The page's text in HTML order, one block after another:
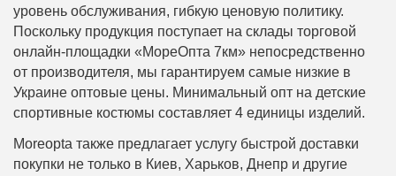
уровень обслуживания, гибкую ценовую политику.
Поскольку продукция поступает на склады торговой
онлайн-площадки «МореОпта 7км» непосредственно
от производителя, мы гарантируем самые низкие в
Украине оптовые цены. Минимальный опт на детские
спортивные костюмы составляет 4 единицы изделий.
Moreopta также предлагает услугу быстрой доставки
покупки не только в Киев, Харьков, Днепр и другие